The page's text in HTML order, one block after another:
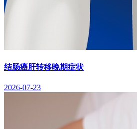
结肠癌肝转移晚期症状
2026-07-23